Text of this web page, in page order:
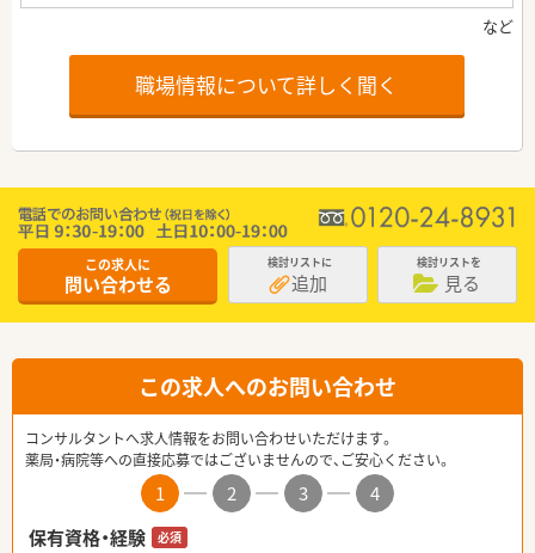
職場情報について詳しく聞く
この求人に
問い合わせる
検討リストに
追加
検討リストを
見る
この求人へのお問い合わせ
コンサルタントへ求人情報をお問い合わせいただけます。
薬局・病院等への直接応募ではございませんので、ご安心ください。
1 2 3
4
保有資格・経験
必須